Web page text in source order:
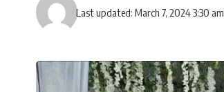
Last updated: March 7, 2024 3:30 am